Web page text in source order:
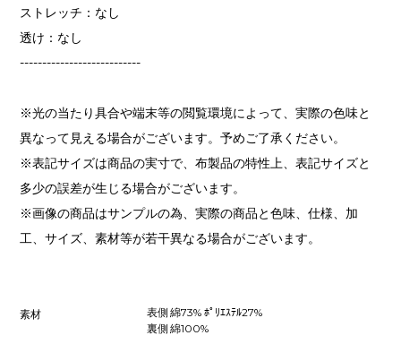
ストレッチ：なし
透け：なし
---------------------------
※光の当たり具合や端末等の閲覧環境によって、実際の色味と
異なって見える場合がございます。予めご了承ください。
※表記サイズは商品の実寸で、布製品の特性上、表記サイズと
多少の誤差が生じる場合がございます。
※画像の商品はサンプルの為、実際の商品と色味、仕様、加
工、サイズ、素材等が若干異なる場合がございます。
素材
表側 綿73% ﾎﾟﾘｴｽﾃﾙ27%
裏側 綿100%